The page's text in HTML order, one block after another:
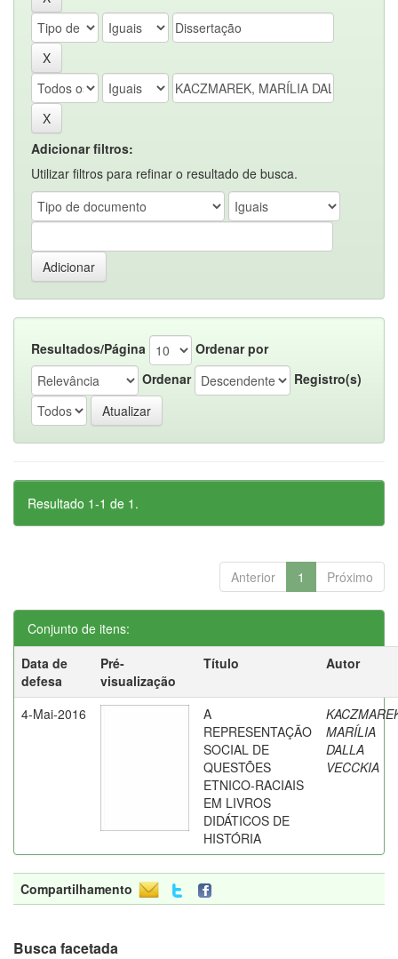
Adicionar filtros:
Utilizar filtros para refinar o resultado de busca.
Resultados/Página
Ordenar por
Ordenar
Registro(s)
Resultado 1-1 de 1.
Anterior 1 Próximo
Conjunto de itens:
Data de
defesa
Pré-
visualização
Título Autor
4-Mai-2016
A
REPRESENTAÇÃO
SOCIAL DE
QUESTÕES
ETNICO-RACIAIS
EM LIVROS
DIDÁTICOS DE
HISTÓRIA
MARÍLIA
DALLA
VECCKIA
Compartilhamento
Busca facetada